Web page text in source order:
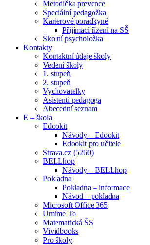
Metodička prevence
Speciální pedagožka
Karierové poradkyně
Přijímací řízení na SŠ
Školní psycholožka
Kontakty
Kontaktní údaje školy
Vedení školy
1. stupeň
2. stupeň
Vychovatelky
Asistenti pedagoga
Abecední seznam
E – škola
Edookit
Návody – Edookit
Edookit pro učitele
Strava.cz (5260)
BELLhop
Návody – BELLhop
Pokladna
Pokladna – informace
Návod – pokladna
Microsoft Office 365
Umíme To
Matematická ŠS
Vividbooks
Pro školy